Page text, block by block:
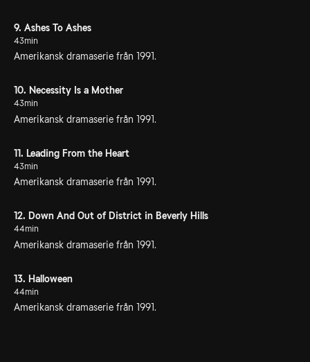
9. Ashes To Ashes
43min
Amerikansk dramaserie från 1991.
10. Necessity Is a Mother
43min
Amerikansk dramaserie från 1991.
11. Leading From the Heart
43min
Amerikansk dramaserie från 1991.
12. Down And Out of District in Beverly Hills
44min
Amerikansk dramaserie från 1991.
13. Halloween
44min
Amerikansk dramaserie från 1991.